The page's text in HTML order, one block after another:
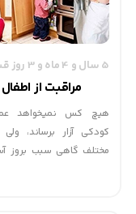
5 سال و 4 ماه و 3 روز قبل
مراقبت از اطفال
هیچ کس نمی‏خواهد
کودکی آزار برساند،
مختلف گاهی سبب بروز